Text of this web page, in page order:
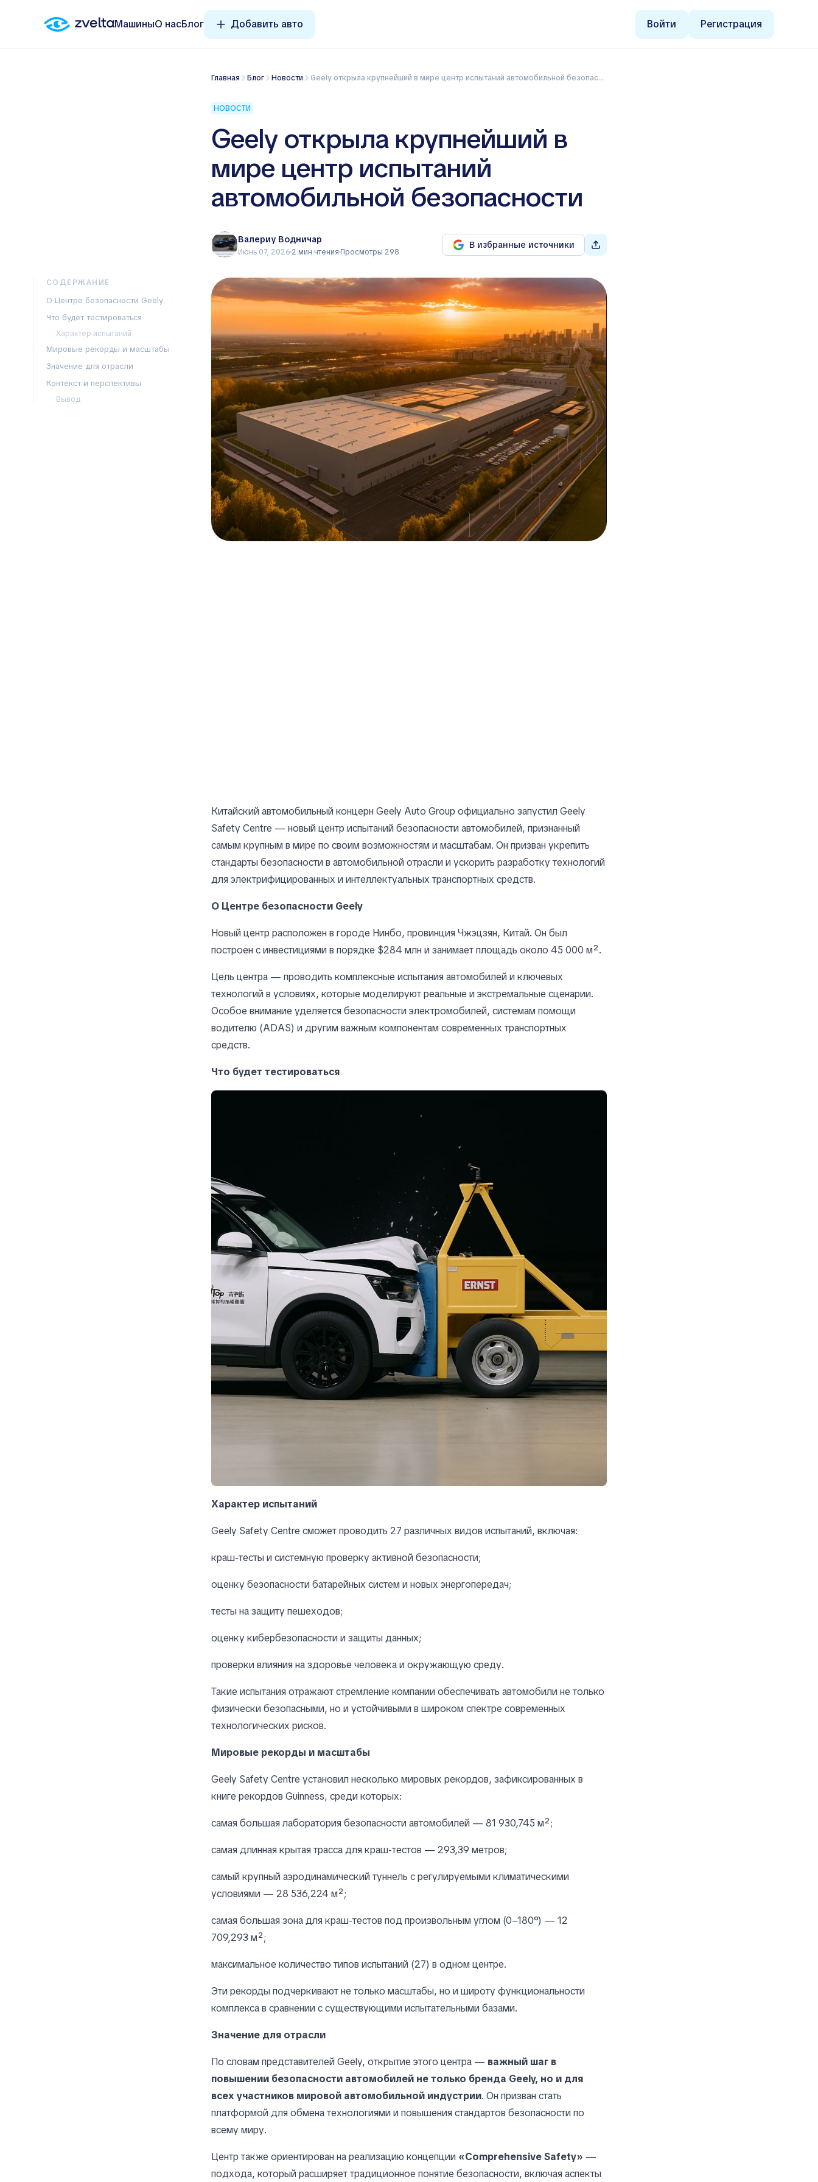
МашиныО насБлог Добавить авто Войти Регистрация
Главная Блог Новости Geely открыла крупнейший в мире центр испытаний автомобильной безопасности
НОВОСТИ
Geely открыла крупнейший в
мире центр испытаний
автомобильной безопасности
Валериу Водничар
Июнь 07, 2026 2 мин чтения Просмотры 298
В избранные источники
СОДЕРЖАНИЕ
О Центре безопасности Geely
Что будет тестироваться
Характер испытаний
Мировые рекорды и масштабы
Значение для отрасли
Контекст и перспективы
Вывод
Китайский автомобильный концерн Geely Auto Group официально запустил Geely
Safety Centre — новый центр испытаний безопасности автомобилей, признанный
самым крупным в мире по своим возможностям и масштабам. Он призван укрепить
стандарты безопасности в автомобильной отрасли и ускорить разработку технологий
для электрифицированных и интеллектуальных транспортных средств.
О Центре безопасности Geely
Новый центр расположен в городе Нинбо, провинция Чжэцзян, Китай. Он был
построен с инвестициями в порядке $284 млн и занимает площадь около 45 000 м².
Цель центра — проводить комплексные испытания автомобилей и ключевых
технологий в условиях, которые моделируют реальные и экстремальные сценарии.
Особое внимание уделяется безопасности электромобилей, системам помощи
водителю (ADAS) и другим важным компонентам современных транспортных
средств.
Что будет тестироваться
Характер испытаний
Geely Safety Centre сможет проводить 27 различных видов испытаний, включая:
краш-тесты и системную проверку активной безопасности;
оценку безопасности батарейных систем и новых энергопередач;
тесты на защиту пешеходов;
оценку кибербезопасности и защиты данных;
проверки влияния на здоровье человека и окружающую среду.
Такие испытания отражают стремление компании обеспечивать автомобили не только
физически безопасными, но и устойчивыми в широком спектре современных
технологических рисков.
Мировые рекорды и масштабы
Geely Safety Centre установил несколько мировых рекордов, зафиксированных в
книге рекордов Guinness, среди которых:
самая большая лаборатория безопасности автомобилей — 81 930,745 м²;
самая длинная крытая трасса для краш-тестов — 293,39 метров;
самый крупный аэродинамический туннель с регулируемыми климатическими
условиями — 28 536,224 м²;
самая большая зона для краш-тестов под произвольным углом (0–180°) — 12
709,293 м²;
максимальное количество типов испытаний (27) в одном центре.
Эти рекорды подчеркивают не только масштабы, но и широту функциональности
комплекса в сравнении с существующими испытательными базами.
Значение для отрасли
По словам представителей Geely, открытие этого центра — важный шаг в
повышении безопасности автомобилей не только бренда Geely, но и для
всех участников мировой автомобильной индустрии. Он призван стать
платформой для обмена технологиями и повышения стандартов безопасности по
всему миру.
Центр также ориентирован на реализацию концепции «Comprehensive Safety» —
подхода, который расширяет традиционное понятие безопасности, включая аспекты